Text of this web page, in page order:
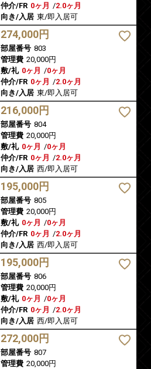
仲介/FR 0ヶ月 /2.0ヶ月
向き/入居 東/即入居可
274,000円
部屋番号 803
管理費 20,000円
敷/礼 0ヶ月 /0ヶ月
仲介/FR 0ヶ月 /2.0ヶ月
向き/入居 東/即入居可
216,000円
部屋番号 804
管理費 20,000円
敷/礼 0ヶ月 /0ヶ月
仲介/FR 0ヶ月 /2.0ヶ月
向き/入居 西/即入居可
195,000円
部屋番号 805
管理費 20,000円
敷/礼 0ヶ月 /0ヶ月
仲介/FR 0ヶ月 /2.0ヶ月
向き/入居 西/即入居可
195,000円
部屋番号 806
管理費 20,000円
敷/礼 0ヶ月 /0ヶ月
仲介/FR 0ヶ月 /2.0ヶ月
向き/入居 西/即入居可
272,000円
部屋番号 807
管理費 20,000円